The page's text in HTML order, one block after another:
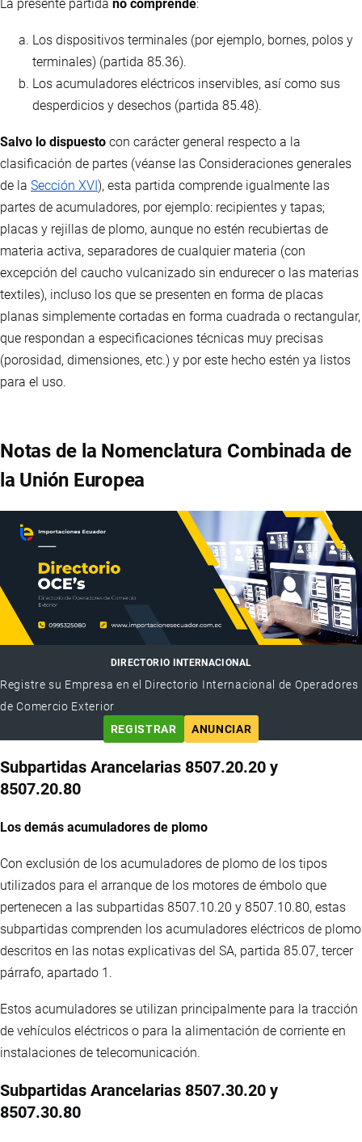
La presente partida no comprende:
Los dispositivos terminales (por ejemplo, bornes, polos y
terminales) (partida 85.36).
Los acumuladores eléctricos inservibles, así como sus
desperdicios y desechos (partida 85.48).
Salvo lo dispuesto con carácter general respecto a la
clasificación de partes (véanse las Consideraciones generales
de la Sección XVI ), esta partida comprende igualmente las
partes de acumuladores, por ejemplo: recipientes y tapas;
placas y rejillas de plomo, aunque no estén recubiertas de
materia activa, separadores de cualquier materia (con
excepción del caucho vulcanizado sin endurecer o las materias
textiles), incluso los que se presenten en forma de placas
planas simplemente cortadas en forma cuadrada o rectangular,
que respondan a especificaciones técnicas muy precisas
(porosidad, dimensiones, etc.) y por este hecho estén ya listos
para el uso.
Notas de la Nomenclatura Combinada de
la Unión Europea
DIRECTORIO INTERNACIONAL
Registre su Empresa en el Directorio Internacional de Operadores
de Comercio Exterior
REGISTRAR
ANUNCIAR
Subpartidas Arancelarias 8507.20.20 y
8507.20.80
Los demás acumuladores de plomo
Con exclusión de los acumuladores de plomo de los tipos
utilizados para el arranque de los motores de émbolo que
pertenecen a las subpartidas 8507.10.20 y 8507.10.80, estas
subpartidas comprenden los acumuladores eléctricos de plomo
descritos en las notas explicativas del SA, partida 85.07, tercer
párrafo, apartado 1.
Estos acumuladores se utilizan principalmente para la tracción
de vehículos eléctricos o para la alimentación de corriente en
instalaciones de telecomunicación.
Subpartidas Arancelarias 8507.30.20 y
8507.30.80